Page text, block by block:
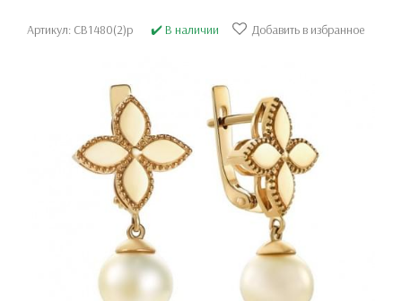
Артикул: СВ1480(2)р ✔️ В наличии Добавить в избранное